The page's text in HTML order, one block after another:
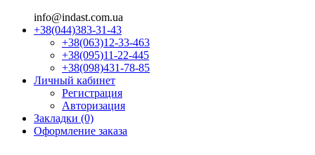
info@indast.com.ua
+38(044)383-31-43
+38(063)12-33-463
+38(095)11-22-445
+38(098)431-78-85
Личный кабинет
Регистрация
Авторизация
Закладки (0)
Оформление заказа